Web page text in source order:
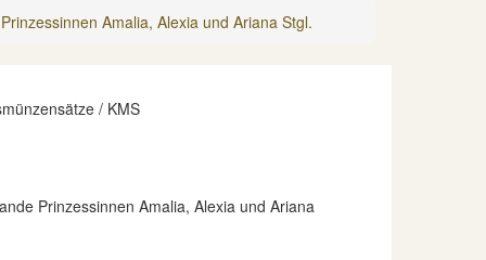
Amalia, Alexia und Ariana Stgl.
/ KMS
Prinzessinnen Amalia, Alexia und Ariana